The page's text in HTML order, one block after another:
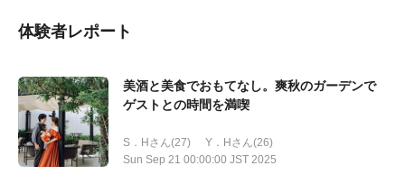
体験者レポート
美酒と美食でおもてなし。爽秋のガーデンで
ゲストとの時間を満喫
S．Hさん(27)
Y．Hさん(26)
Sun Sep 21 00:00:00 JST 2025